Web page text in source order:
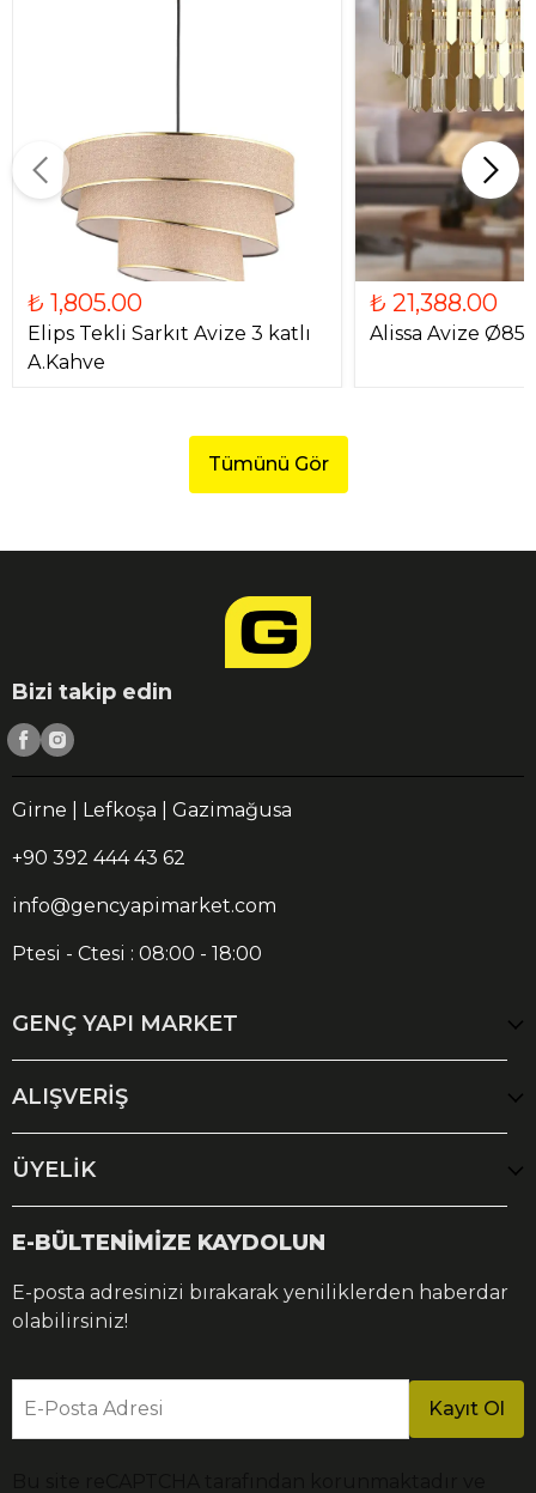
₺ 1,805.00
Elips Tekli Sarkıt Avize 3 katlı
A.Kahve
₺ 21,388.00
Alissa Avize
Tümünü Gör
Bizi takip edin
Girne | Lefkoşa | Gazimağusa
+90 392 444 43 62
info@gencyapimarket.com
Ptesi - Ctesi : 08:00 - 18:00
GENÇ YAPI MARKET
ALIŞVERİŞ
ÜYELİK
E-BÜLTENİMİZE KAYDOLUN
E-posta adresinizi bırakarak yeniliklerden haberdar
olabilirsiniz!
E-Posta Adresi Kayıt Ol